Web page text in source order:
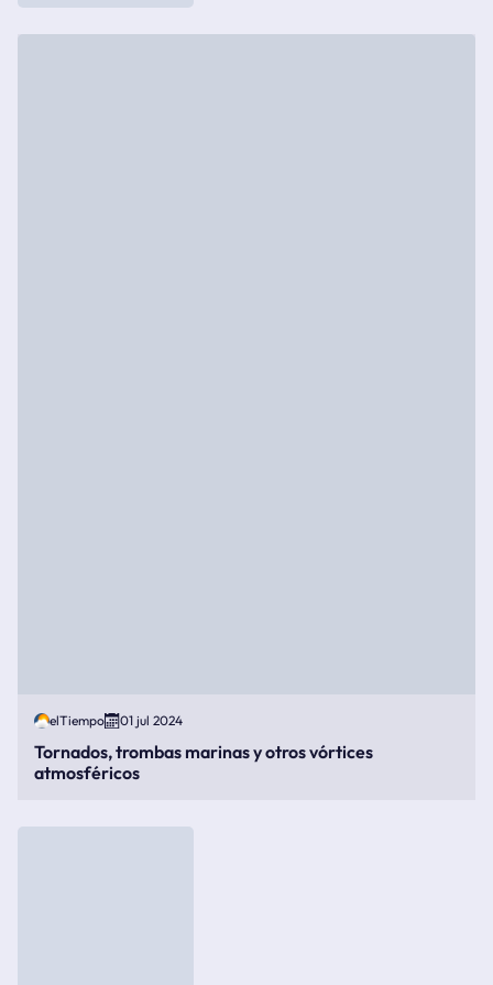
elTiempo 01 jul 2024
Tornados, trombas marinas y otros vórtices
atmosféricos